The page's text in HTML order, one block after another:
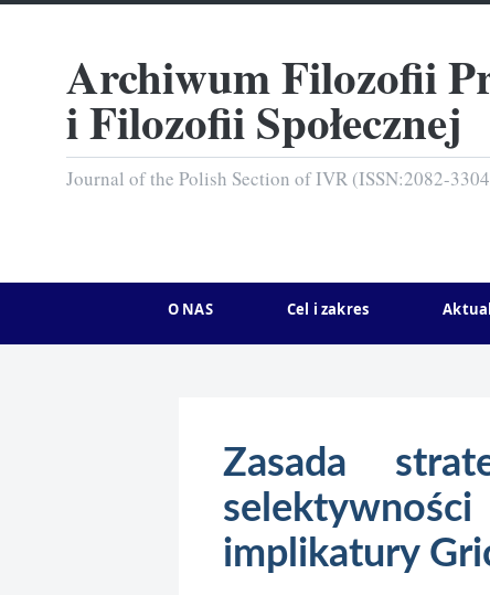
Archiwum Filozofii
i Filozofii Społecznej
Journal of the Polish Section of IVR (ISSN:2082-
O NAS Cel i zakres
Zasada
implikatury